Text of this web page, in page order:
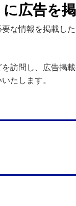
広告を
な情報を掲載し
訪問し、広告掲載
たします。